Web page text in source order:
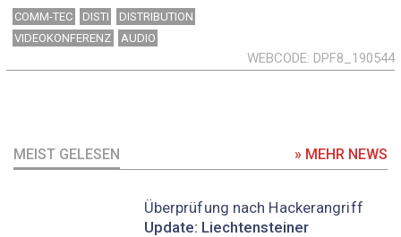
COMM-TEC DISTI
DISTRIBUTION
VIDEOKONFERENZ
AUDIO
WEBCODE DPF8_190544
MEIST GELESEN » MEHR NEWS
Überprüfung nach Hackerangriff
Update: Liechtensteiner